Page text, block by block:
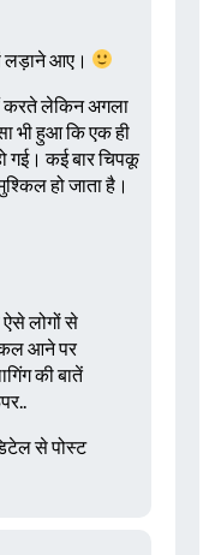
लड़ाने आए।
करते लेकिन अगला
भी हुआ कि एक ही
गई। कई बार चिपकू
हो जाता है।
ऐसे लोगों से
आने पर
की बातें
से पोस्ट